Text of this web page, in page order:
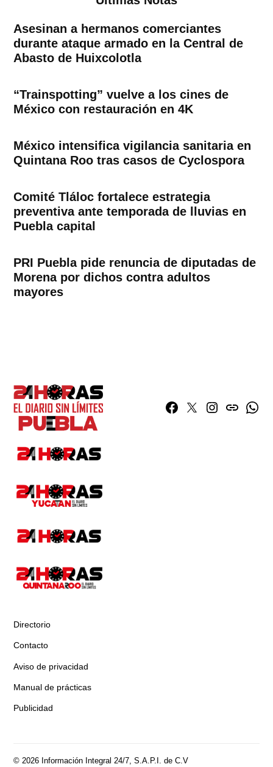
Asesinan a hermanos comerciantes
durante ataque armado en la Central de
Abasto de Huixcolotla
“Trainspotting” vuelve a los cines de
México con restauración en 4K
México intensifica vigilancia sanitaria en
Quintana Roo tras casos de Cyclospora
Comité Tláloc fortalece estrategia
preventiva ante temporada de lluvias en
Puebla capital
PRI Puebla pide renuncia de diputadas de
Morena por dichos contra adultos
mayores
Facebook
TwitterInstagram
issuu
Directorio
Contacto
Aviso de privacidad
Manual de prácticas
Publicidad
© 2026 Información Integral 24/7, S.A.P.I. de C.V